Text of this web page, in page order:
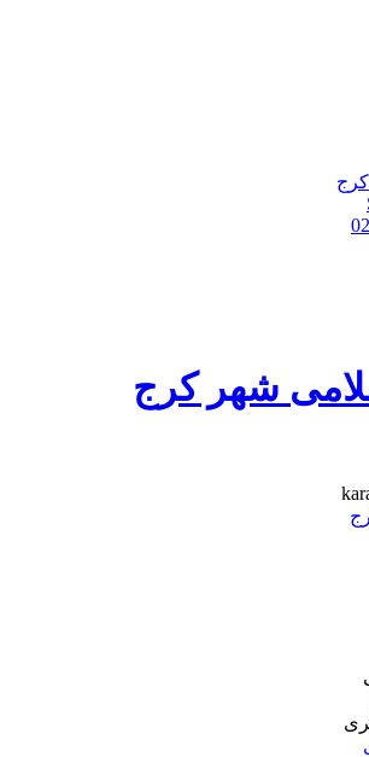
شهر کرج